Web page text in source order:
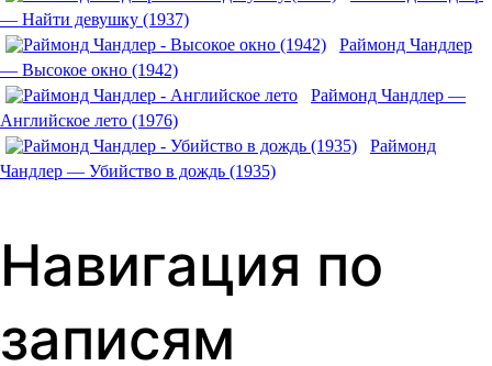
— Найти девушку (1937)
Раймонд Чандлер
— Высокое окно (1942)
Раймонд Чандлер —
Английское лето (1976)
Раймонд
Чандлер — Убийство в дождь (1935)
Навигация по
записям